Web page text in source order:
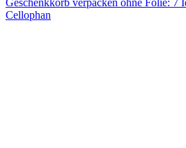
Geschenkkorb verpacken ohne Folie: 7
Cellophan